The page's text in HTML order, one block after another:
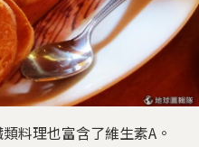
料理也富含了維生素A。